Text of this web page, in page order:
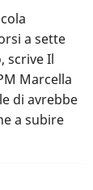
a sette
scrive Il
Marcella
di avrebbe
a subire